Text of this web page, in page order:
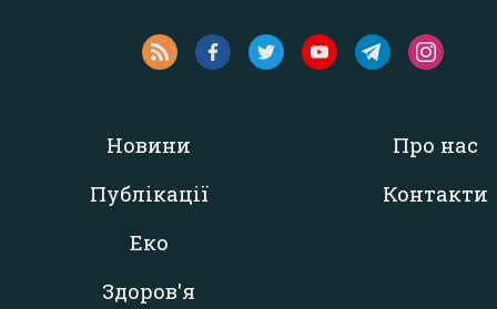
Новини
Публікації
Еко
Здоров'я
Про нас
Контакти